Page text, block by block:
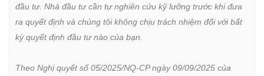
đầu tư. Nhà đầu tư cần tự nghiên cứu kỹ lưỡng trước khi đưa
ra quyết định và chúng tôi không chịu trách nhiệm đối với bất
kỳ quyết định đầu tư nào của bạn.
Theo Nghị quyết số 05/2025/NQ-CP ngày 09/09/2025 của